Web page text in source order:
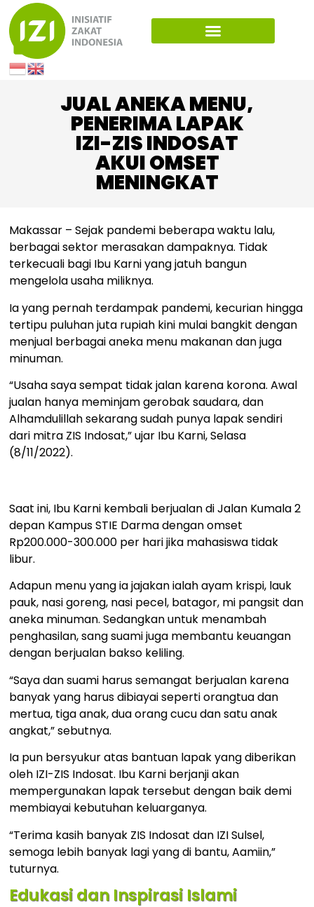
JUAL ANEKA MENU,
PENERIMA LAPAK
IZI-ZIS INDOSAT
AKUI OMSET
MENINGKAT
Makassar – Sejak pandemi beberapa waktu lalu,
berbagai sektor merasakan dampaknya. Tidak
terkecuali bagi Ibu Karni yang jatuh bangun
mengelola usaha miliknya.
Ia yang pernah terdampak pandemi, kecurian hingga
tertipu puluhan juta rupiah kini mulai bangkit dengan
menjual berbagai aneka menu makanan dan juga
minuman.
“Usaha saya sempat tidak jalan karena korona. Awal
jualan hanya meminjam gerobak saudara, dan
Alhamdulillah sekarang sudah punya lapak sendiri
dari mitra ZIS Indosat,” ujar Ibu Karni, Selasa
(8/11/2022).
Saat ini, Ibu Karni kembali berjualan di Jalan Kumala 2
depan Kampus STIE Darma dengan omset
Rp200.000-300.000 per hari jika mahasiswa tidak
libur.
Adapun menu yang ia jajakan ialah ayam krispi, lauk
pauk, nasi goreng, nasi pecel, batagor, mi pangsit dan
aneka minuman. Sedangkan untuk menambah
penghasilan, sang suami juga membantu keuangan
dengan berjualan bakso keliling.
“Saya dan suami harus semangat berjualan karena
banyak yang harus dibiayai seperti orangtua dan
mertua, tiga anak, dua orang cucu dan satu anak
angkat,” sebutnya.
Ia pun bersyukur atas bantuan lapak yang diberikan
oleh IZI-ZIS Indosat. Ibu Karni berjanji akan
mempergunakan lapak tersebut dengan baik demi
membiayai kebutuhan keluarganya.
“Terima kasih banyak ZIS Indosat dan IZI Sulsel,
semoga lebih banyak lagi yang di bantu, Aamiin,”
tuturnya.
Edukasi dan Inspirasi Islami